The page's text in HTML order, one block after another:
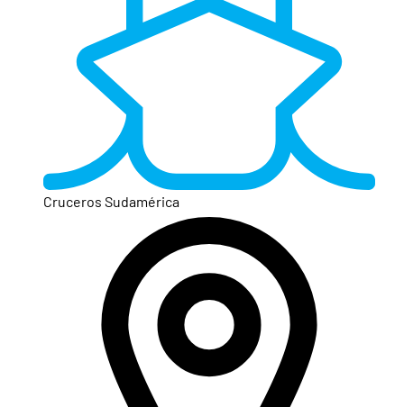
Cruceros Sudamérica